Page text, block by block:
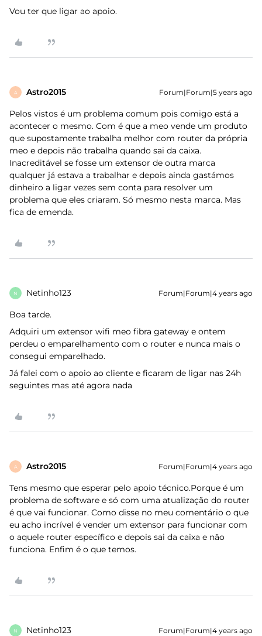
Vou ter que ligar ao apoio.
A Astro2015 Forum|Forum|5 years ago
Pelos vistos é um problema comum pois comigo está a
acontecer o mesmo. Com é que a meo vende um produto
que supostamente trabalha melhor com router da própria
meo e depois não trabalha quando sai da caixa.
Inacreditável se fosse um extensor de outra marca
qualquer já estava a trabalhar e depois ainda gastámos
dinheiro a ligar vezes sem conta para resolver um
problema que eles criaram. Só mesmo nesta marca. Mas
fica de emenda.
N Netinho123 Forum|Forum|4 years ago
Boa tarde.
Adquiri um extensor wifi meo fibra gateway e ontem
perdeu o emparelhamento com o router e nunca mais o
consegui emparelhado.
Já falei com o apoio ao cliente e ficaram de ligar nas 24h
seguintes mas até agora nada
A Astro2015 Forum|Forum|4 years ago
Tens mesmo que esperar pelo apoio técnico.Porque é um
problema de software e só com uma atualização do router
é que vai funcionar. Como disse no meu comentário o que
eu acho incrível é vender um extensor para funcionar com
o aquele router específico e depois sai da caixa e não
funciona. Enfim é o que temos.
N Netinho123 Forum|Forum|4 years ago